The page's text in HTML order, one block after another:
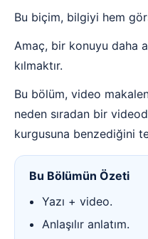
Bu biçim, bilgiyi hem
Amaç, bir konuyu daha
kılmaktır.
Bu bölüm, video
neden sıradan bir
kurgusuna benzediğini
Bu Bölümün Özeti
Yazı + video.
Anlaşılır anlatım.